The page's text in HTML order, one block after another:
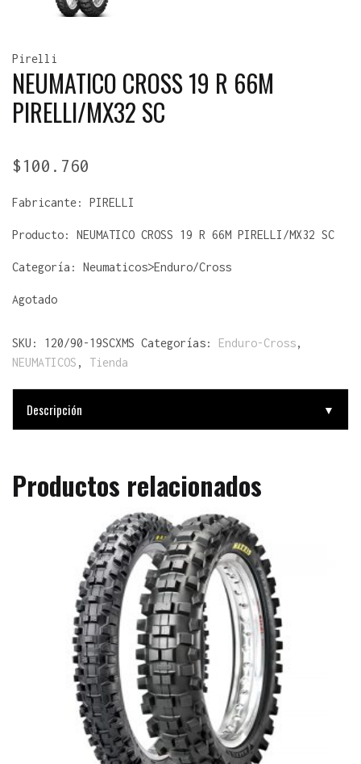
Pirelli
NEUMATICO CROSS 19 R 66M
PIRELLI/MX32 SC
$100.760
Fabricante: PIRELLI
Producto: NEUMATICO CROSS 19 R 66M PIRELLI/MX32 SC
Categoría: Neumaticos>Enduro/Cross
Agotado
SKU: 120/90-19SCXMS Categorías: Enduro-Cross,
NEUMATICOS , Tienda
Descripción ▼
Productos relacionados